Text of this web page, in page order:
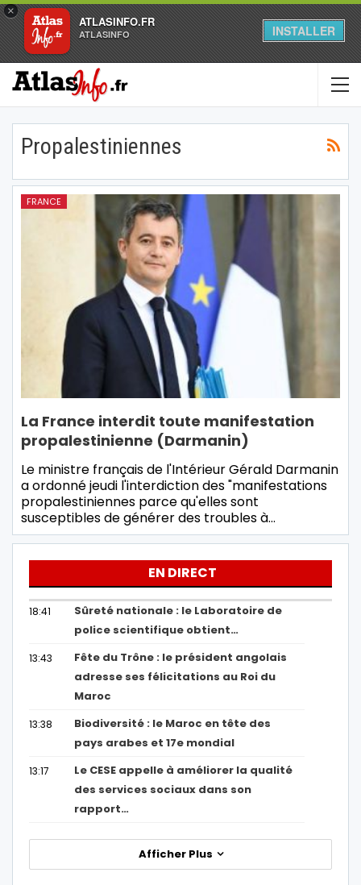
×
ATLASINFO.FR
ATLASINFO INSTALLER
Propalestiniennes
FRANCE
La France interdit toute manifestation
propalestinienne (Darmanin)
Le ministre français de l'Intérieur Gérald Darmanin
a ordonné jeudi l'interdiction des "manifestations
propalestiniennes parce qu'elles sont
susceptibles de générer des troubles à…
EN DIRECT
18:41
Sûreté nationale : le Laboratoire de
police scientifique obtient…
13:43
Fête du Trône : le président angolais
adresse ses félicitations au Roi du
Maroc
13:38
Biodiversité : le Maroc en tête des
pays arabes et 17e mondial
13:17
Le CESE appelle à améliorer la qualité
des services sociaux dans son
rapport…
Afficher Plus